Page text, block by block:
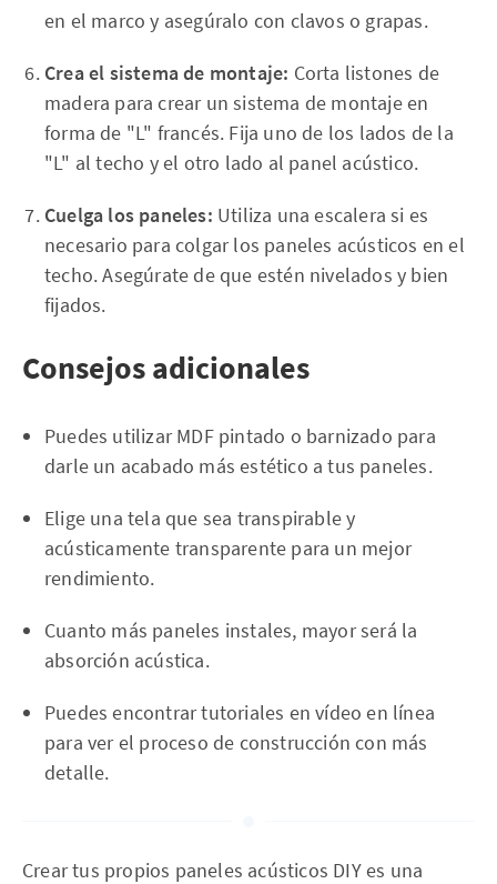
en el marco y asegúralo con clavos o grapas.
Crea el sistema de montaje: Corta listones de
madera para crear un sistema de montaje en
forma de "L" francés. Fija uno de los lados de la
"L" al techo y el otro lado al panel acústico.
Cuelga los paneles: Utiliza una escalera si es
necesario para colgar los paneles acústicos en el
techo. Asegúrate de que estén nivelados y bien
fijados.
Consejos adicionales
Puedes utilizar MDF pintado o barnizado para
darle un acabado más estético a tus paneles.
Elige una tela que sea transpirable y
acústicamente transparente para un mejor
rendimiento.
Cuanto más paneles instales, mayor será la
absorción acústica.
Puedes encontrar tutoriales en vídeo en línea
para ver el proceso de construcción con más
detalle.
Crear tus propios paneles acústicos DIY es una